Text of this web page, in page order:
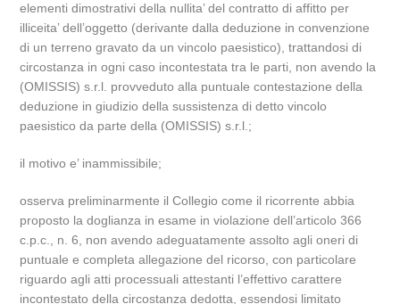
elementi dimostrativi della nullita’ del contratto di affitto per
illiceita’ dell’oggetto (derivante dalla deduzione in convenzione
di un terreno gravato da un vincolo paesistico), trattandosi di
circostanza in ogni caso incontestata tra le parti, non avendo la
(OMISSIS) s.r.l. provveduto alla puntuale contestazione della
deduzione in giudizio della sussistenza di detto vincolo
paesistico da parte della (OMISSIS) s.r.l.;
il motivo e’ inammissibile;
osserva preliminarmente il Collegio come il ricorrente abbia
proposto la doglianza in esame in violazione dell’articolo 366
c.p.c., n. 6, non avendo adeguatamente assolto agli oneri di
puntuale e completa allegazione del ricorso, con particolare
riguardo agli atti processuali attestanti l’effettivo carattere
incontestato della circostanza dedotta, essendosi limitato